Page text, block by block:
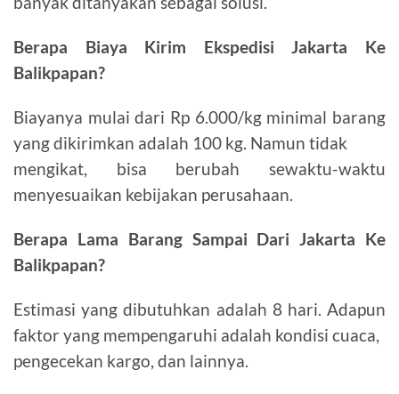
Berapa Biaya Kirim Ekspedisi Jakarta Ke
Balikpapan?
Biayanya mulai dari Rp 6.000/kg minimal barang
yang dikirimkan adalah 100 kg. Namun tidak
mengikat, bisa berubah sewaktu-waktu
menyesuaikan kebijakan perusahaan.
Berapa Lama Barang Sampai Dari Jakarta Ke
Balikpapan?
Estimasi yang dibutuhkan adalah 8 hari. Adapun
faktor yang mempengaruhi adalah kondisi cuaca,
pengecekan kargo, dan lainnya.